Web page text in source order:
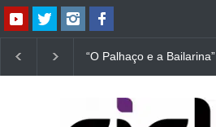
“O Palhaço e a Bailarina”
estreia hoje (1º) em
Uberlândia